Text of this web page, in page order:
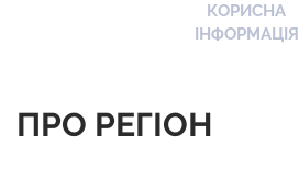
КОРИСНА
ІНФОРМАЦІЯ
ПРО РЕГІОН